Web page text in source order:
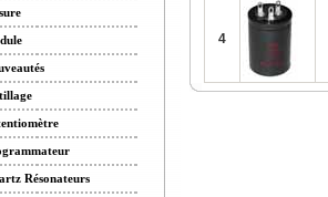
Résonateurs
4